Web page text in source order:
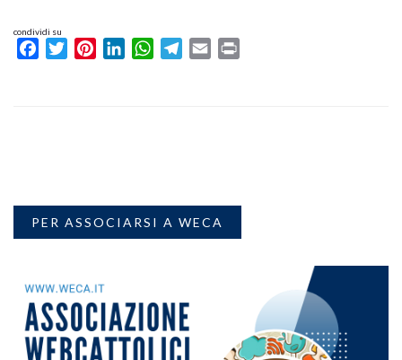
condividi su
FacebookTwitterPinterestLinkedInWhatsAppTelegram
Email
PER ASSOCIARSI A WECA